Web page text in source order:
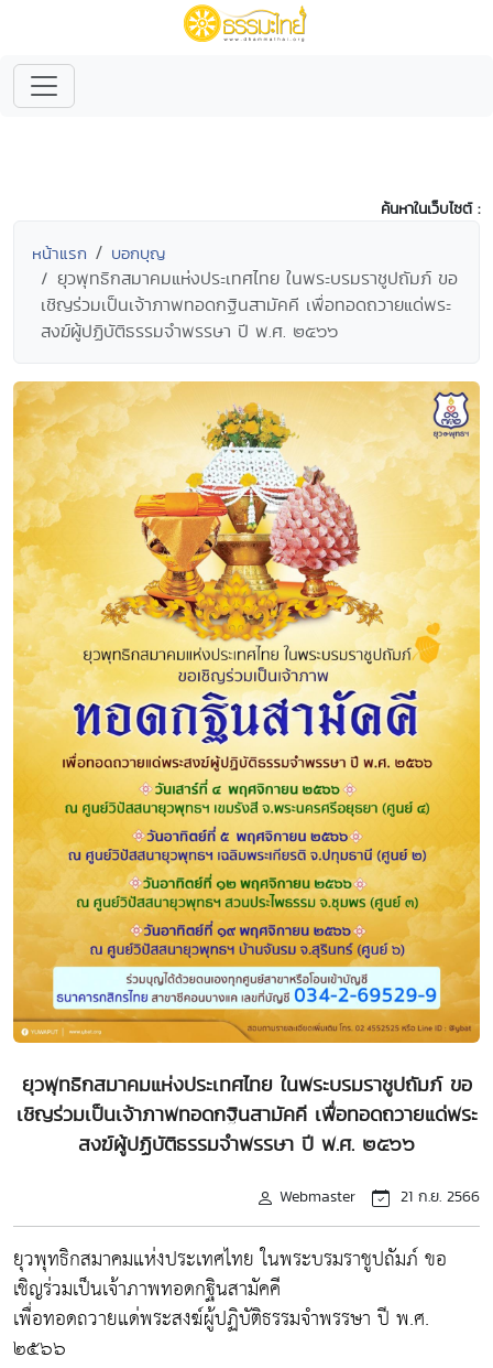
ค้นหาในเว็บไซต์ :
หน้าแรก บอกบุญ
ยุวพุทธิกสมาคมแห่งประเทศไทย ในพระบรมราชูปถัมภ์ ขอ
เชิญร่วมเป็นเจ้าภาพทอดกฐินสามัคคี เพื่อทอดถวายแด่พระ
สงฆ์ผู้ปฏิบัติธรรมจำพรรษา ปี พ.ศ. ๒๕๖๖
ยุวพุทธิกสมาคมแห่งประเทศไทย ในพระบรมราชูปถัมภ์ ขอ
เชิญร่วมเป็นเจ้าภาพทอดกฐินสามัคคี เพื่อทอดถวายแด่พระ
สงฆ์ผู้ปฏิบัติธรรมจำพรรษา ปี พ.ศ. ๒๕๖๖
Webmaster 21 ก.ย. 2566
ยุวพุทธิกสมาคมแห่งประเทศไทย ในพระบรมราชูปถัมภ์ ขอ
เชิญร่วมเป็นเจ้าภาพทอดกฐินสามัคคี
เพื่อทอดถวายแด่พระสงฆ์ผู้ปฏิบัติธรรมจำพรรษา ปี พ.ศ.
๒๕๖๖